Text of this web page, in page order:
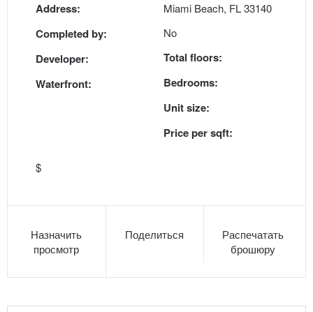
Address:
Completed by:
Developer:
Waterfront:
Miami Beach, FL 33140
No
Total floors:
Bedrooms:
Unit size:
Price per sqft:
$
Назначить
просмотр
Поделиться
Распечатать
брошюру